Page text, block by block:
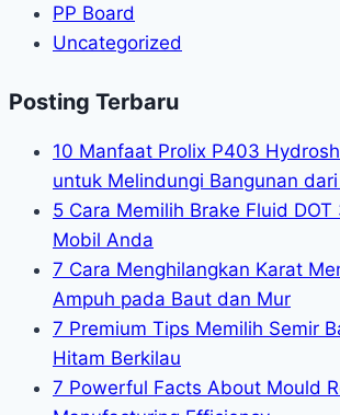
PP Board
Uncategorized
Posting Terbaru
10 Manfaat Prolix P403
untuk Melindungi Bangunan
5 Cara Memilih Brake Fluid
Mobil Anda
7 Cara Menghilangkan Karat
Ampuh pada Baut dan Mur
7 Premium Tips Memilih Semir
Hitam Berkilau
7 Powerful Facts About Mould